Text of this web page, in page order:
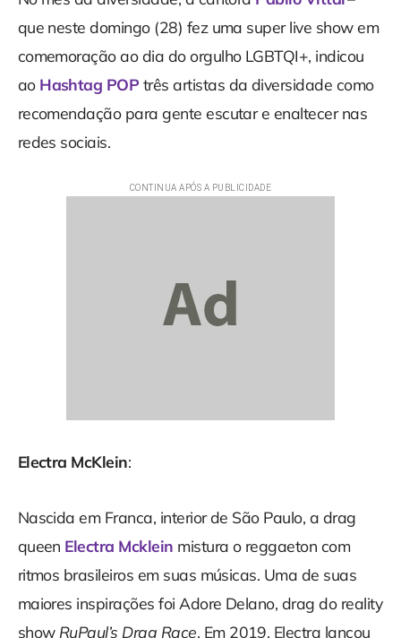
que neste domingo (28) fez uma super live show em
comemoração ao dia do orgulho LGBTQI+, indicou
ao Hashtag POP três artistas da diversidade como
recomendação para gente escutar e enaltecer nas
redes sociais.
Electra McKlein:
Nascida em Franca, interior de São Paulo, a drag
queen Electra Mcklein mistura o reggaeton com
ritmos brasileiros em suas músicas. Uma de suas
maiores inspirações foi Adore Delano, drag do reality
show RuPaul’s Drag Race. Em 2019, Electra lançou